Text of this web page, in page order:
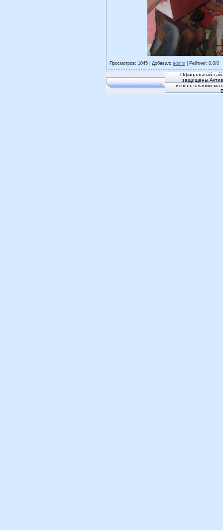
Просмотров: 1045 | Добавил: admin Рейтинг: 0.0/0
Офицальный
использовании